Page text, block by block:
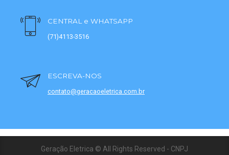
CENTRAL e WHATSAPP
(71)4113-3516
ESCREVA-NOS
contato@geracaoeletrica.com.br
Geração Eletrica © All Rights Reserved - CNPJ